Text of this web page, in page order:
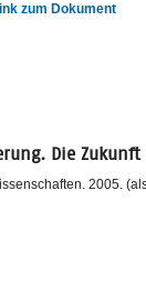
zum Dokument
Die
2005.